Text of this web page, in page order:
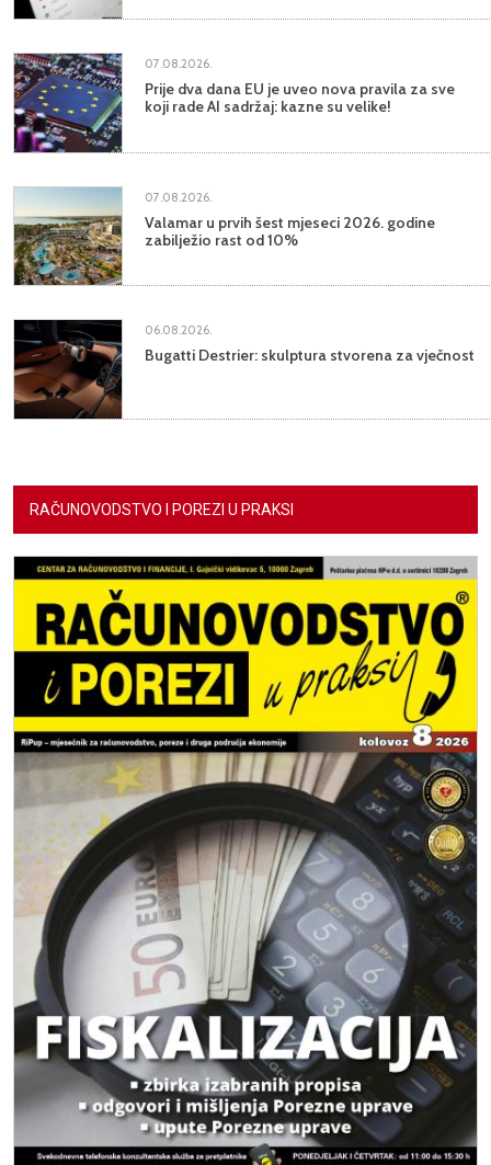
07.08.2026.
Prije dva dana EU je uveo nova pravila za sve
koji rade AI sadržaj: kazne su velike!
07.08.2026.
Valamar u prvih šest mjeseci 2026. godine
zabilježio rast od 10%
06.08.2026.
Bugatti Destrier: skulptura stvorena za vječnost
RAČUNOVODSTVO I POREZI U PRAKSI